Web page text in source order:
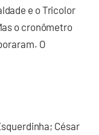
e o Tricolor
o cronômetro
O
César